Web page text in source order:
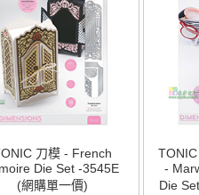
刀模 - French
Die Set -3545E
(網購單一價)
-
Die